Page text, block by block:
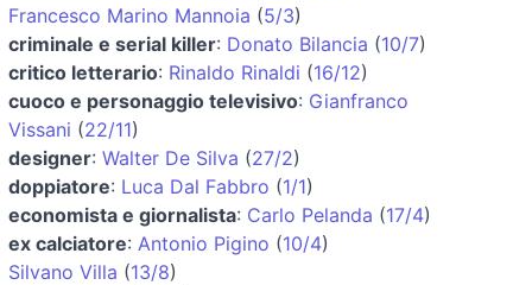
Francesco Marino Mannoia (5/3)
criminale e serial killer: Donato Bilancia (10/7)
critico letterario: Rinaldo Rinaldi (16/12)
cuoco e personaggio televisivo: Gianfranco
Vissani (22/11)
designer: Walter De Silva (27/2)
doppiatore: Luca Dal Fabbro (1/1)
economista e giornalista: Carlo Pelanda (17/4)
ex calciatore: Antonio Pigino (10/4)
Silvano Villa (13/8)